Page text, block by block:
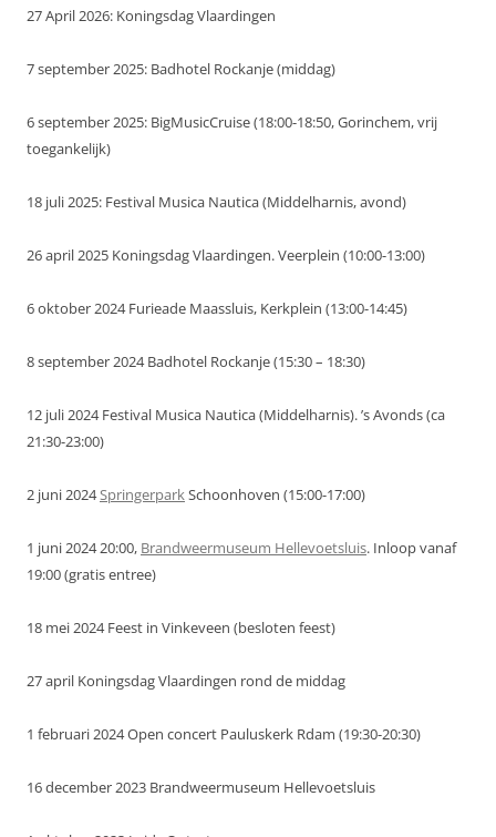
27 April 2026: Koningsdag Vlaardingen
7 september 2025: Badhotel Rockanje (middag)
6 september 2025: BigMusicCruise (18:00-18:50, Gorinchem, vrij
toegankelijk)
18 juli 2025: Festival Musica Nautica (Middelharnis, avond)
26 april 2025 Koningsdag Vlaardingen. Veerplein (10:00-13:00)
6 oktober 2024 Furieade Maassluis, Kerkplein (13:00-14:45)
8 september 2024 Badhotel Rockanje (15:30 – 18:30)
12 juli 2024 Festival Musica Nautica (Middelharnis). ’s Avonds (ca
21:30-23:00)
2 juni 2024SpringerparkSchoonhoven (15:00-17:00)
1 juni 2024 20:00, Brandweermuseum Hellevoetsluis. Inloop vanaf
19:00 (gratis entree)
18 mei 2024 Feest in Vinkeveen (besloten feest)
27 april Koningsdag Vlaardingen rond de middag
1 februari 2024 Open concert Pauluskerk Rdam (19:30-20:30)
16 december 2023 Brandweermuseum Hellevoetsluis